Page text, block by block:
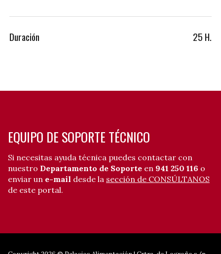
25 H.
Duración
EQUIPO DE SOPORTE TÉCNICO
Si necesitas ayuda técnica puedes contactar con
nuestro Departamento de Soporte en 941 250 116 o
enviar un e-mail desde la sección de CONSÚLTANOS
de este portal.